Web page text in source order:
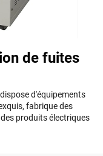
de fuites
d'équipements
fabrique des
produits électriques